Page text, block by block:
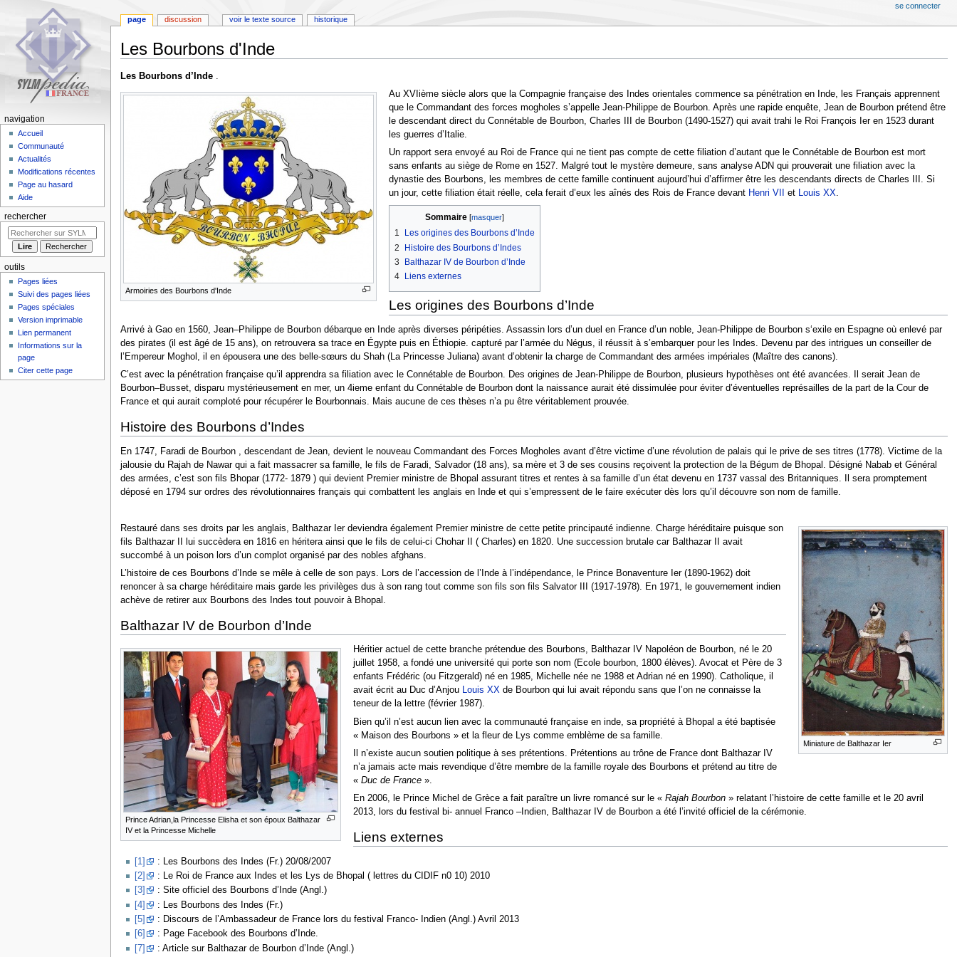
Les Bourbons d'Inde
Aller
Aller
Les Bourbons d’Inde.
Armoiries des Bourbons d'Inde
Au XVIième siècle alors que la Compagnie française des Indes orientales commence sa pénétration en Inde, les Français apprennent
que le Commandant des forces mogholes s’appelle Jean-Philippe de Bourbon. Après une rapide enquête, Jean de Bourbon prétend être
le descendant direct du Connétable de Bourbon, Charles III de Bourbon (1490-1527) qui avait trahi le Roi François Ier en 1523 durant
les guerres d’Italie.
Un rapport sera envoyé au Roi de France qui ne tient pas compte de cette filiation d’autant que le Connétable de Bourbon est mort
sans enfants au siège de Rome en 1527. Malgré tout le mystère demeure, sans analyse ADN qui prouverait une filiation avec la
dynastie des Bourbons, les membres de cette famille continuent aujourd’hui d’affirmer être les descendants directs de Charles III. Si
un jour, cette filiation était réelle, cela ferait d’eux les aînés des Rois de France devant Henri VII et Louis XX.
Sommaire
1
Les origines des Bourbons d’Inde
2
Histoire des Bourbons d’Indes
3
Balthazar IV de Bourbon d’Inde
4
Liens externes
Les origines des Bourbons d’Inde
Arrivé à Gao en 1560, Jean–Philippe de Bourbon débarque en Inde après diverses péripéties. Assassin lors d’un duel en France d’un noble, Jean-Philippe de Bourbon s‘exile en Espagne où enlevé par
des pirates (il est âgé de 15 ans), on retrouvera sa trace en Égypte puis en Éthiopie. capturé par l’armée du Négus, il réussit à s’embarquer pour les Indes. Devenu par des intrigues un conseiller de
l’Empereur Moghol, il en épousera une des belle-sœurs du Shah (La Princesse Juliana) avant d’obtenir la charge de Commandant des armées impériales (Maître des canons).
C’est avec la pénétration française qu’il apprendra sa filiation avec le Connétable de Bourbon. Des origines de Jean-Philippe de Bourbon, plusieurs hypothèses ont été avancées. Il serait Jean de
Bourbon–Busset, disparu mystérieusement en mer, un 4ieme enfant du Connétable de Bourbon dont la naissance aurait été dissimulée pour éviter d’éventuelles représailles de la part de la Cour de
France et qui aurait comploté pour récupérer le Bourbonnais. Mais aucune de ces thèses n’a pu être véritablement prouvée.
Histoire des Bourbons d’Indes
En 1747, Faradi de Bourbon , descendant de Jean, devient le nouveau Commandant des Forces Mogholes avant d’être victime d’une révolution de palais qui le prive de ses titres (1778). Victime de la
jalousie du Rajah de Nawar qui a fait massacrer sa famille, le fils de Faradi, Salvador (18 ans), sa mère et 3 de ses cousins reçoivent la protection de la Bégum de Bhopal. Désigné Nabab et Général
des armées, c’est son fils Bhopar (1772- 1879 ) qui devient Premier ministre de Bhopal assurant titres et rentes à sa famille d’un état devenu en 1737 vassal des Britanniques. Il sera promptement
déposé en 1794 sur ordres des révolutionnaires français qui combattent les anglais en Inde et qui s’empressent de le faire exécuter dès lors qu’il découvre son nom de famille.
Miniature de Balthazar Ier
Restauré dans ses droits par les anglais, Balthazar Ier deviendra également Premier ministre de cette petite principauté indienne. Charge héréditaire puisque son
fils Balthazar II lui succèdera en 1816 en héritera ainsi que le fils de celui-ci Chohar II ( Charles) en 1820. Une succession brutale car Balthazar II avait
succombé à un poison lors d’un complot organisé par des nobles afghans.
L’histoire de ces Bourbons d’Inde se mêle à celle de son pays. Lors de l’accession de l’Inde à l’indépendance, le Prince Bonaventure Ier (1890-1962) doit
renoncer à sa charge héréditaire mais garde les privilèges dus à son rang tout comme son fils son fils Salvator III (1917-1978). En 1971, le gouvernement indien
achève de retirer aux Bourbons des Indes tout pouvoir à Bhopal.
Balthazar IV de Bourbon d’Inde
Prince Adrian,la Princesse Elisha et son époux Balthazar
IV et la Princesse Michelle
Héritier actuel de cette branche prétendue des Bourbons, Balthazar IV Napoléon de Bourbon, né le 20
juillet 1958, a fondé une université qui porte son nom (Ecole bourbon, 1800 élèves). Avocat et Père de 3
enfants Frédéric (ou Fitzgerald) né en 1985, Michelle née ne 1988 et Adrian né en 1990). Catholique, il
avait écrit au Duc d’Anjou Louis XX de Bourbon qui lui avait répondu sans que l’on ne connaisse la
teneur de la lettre (février 1987).
Bien qu’il n’est aucun lien avec la communauté française en inde, sa propriété à Bhopal a été baptisée
« Maison des Bourbons » et la fleur de Lys comme emblème de sa famille.
Il n’existe aucun soutien politique à ses prétentions. Prétentions au trône de France dont Balthazar IV
n’a jamais acte mais revendique d’être membre de la famille royale des Bourbons et prétend au titre de
«Duc de France ».
En 2006, le Prince Michel de Grèce a fait paraître un livre romancé sur le «Rajah Bourbon » relatant l’histoire de cette famille et le 20 avril
2013, lors du festival bi- annuel Franco –Indien, Balthazar IV de Bourbon a été l’invité officiel de la cérémonie.
Liens externes
[1]
: Les Bourbons des Indes (Fr.) 20/08/2007
[2]
: Le Roi de France aux Indes et les Lys de Bhopal ( lettres du CIDIF n0 10) 2010
[3]
: Site officiel des Bourbons d’Inde (Angl.)
[4]
: Les Bourbons des Indes (Fr.)
[5]
: Discours de l’Ambassadeur de France lors du festival Franco- Indien (Angl.) Avril 2013
[6]
: Page Facebook des Bourbons d’Inde.
[7]
: Article sur Balthazar de Bourbon d’Inde (Angl.)
page discussion voir le texte source historique
se connecter
navigation
Accueil
Communauté
Actualités
Modifications récentes
Page au hasard
Aide
rechercher
outils
Pages liées
Suivi des pages liées
Pages spéciales
Version imprimable
Lien permanent
Informations sur la
page
Citer cette page